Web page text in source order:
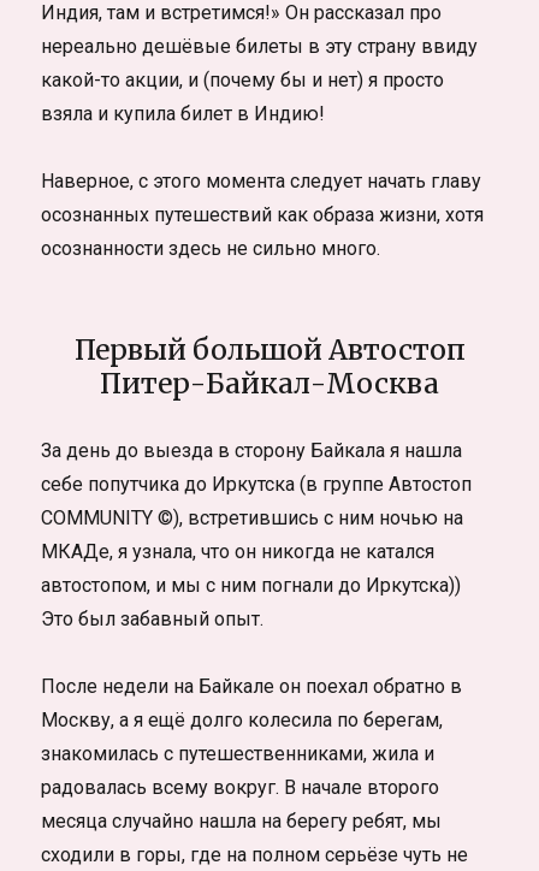
Индия, там и встретимся!» Он рассказал про
нереально дешёвые билеты в эту страну ввиду
какой-то акции, и (почему бы и нет) я просто
взяла и купила билет в Индию!
Наверное, с этого момента следует начать главу
осознанных путешествий как образа жизни, хотя
осознанности здесь не сильно много.
Первый большой Автостоп
Питер-Байкал-Москва
За день до выезда в сторону Байкала я нашла
себе попутчика до Иркутска (в группе Автостоп
COMMUNITY ©), встретившись с ним ночью на
МКАДе, я узнала, что он никогда не катался
автостопом, и мы с ним погнали до Иркутска))
Это был забавный опыт.
После недели на Байкале он поехал обратно в
Москву, а я ещё долго колесила по берегам,
знакомилась с путешественниками, жила и
радовалась всему вокруг. В начале второго
месяца случайно нашла на берегу ребят, мы
сходили в горы, где на полном серьёзе чуть не